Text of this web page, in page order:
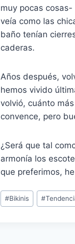
muy pocas cosas-
veía como las
baño tenían
caderas.
Años después,
hemos vivido
volvió, cuánto
convence, pero
¿Será que tal
armonía los
que preferimos,
Post
Tags:
#Bikinis #